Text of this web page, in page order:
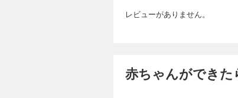
レビューがありません。
赤ちゃんができ